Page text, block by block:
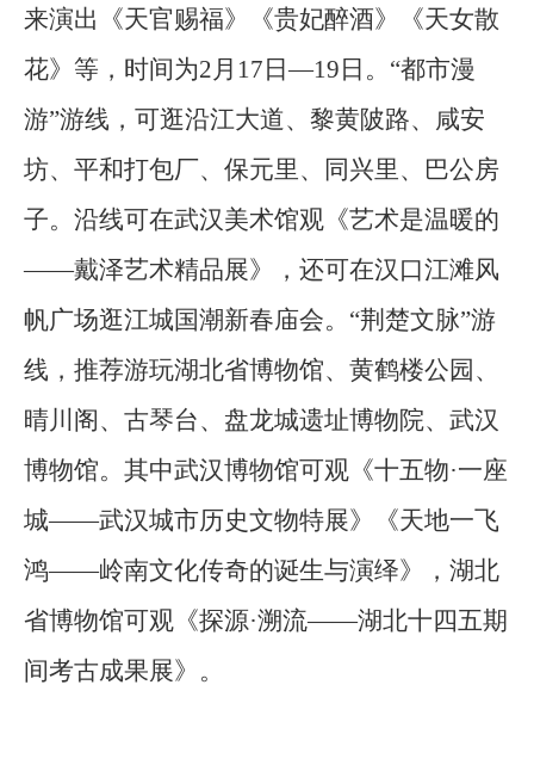
来演出《天官赐福》《贵妃醉酒》《天女散
花》等，时间为2月17日—19日。“都市漫
游”游线，可逛沿江大道、黎黄陂路、咸安
坊、平和打包厂、保元里、同兴里、巴公房
子。沿线可在武汉美术馆观《艺术是温暖的
——戴泽艺术精品展》，还可在汉口江滩风
帆广场逛江城国潮新春庙会。“荆楚文脉”游
线，推荐游玩湖北省博物馆、黄鹤楼公园、
晴川阁、古琴台、盘龙城遗址博物院、武汉
博物馆。其中武汉博物馆可观《十五物·一座
城——武汉城市历史文物特展》《天地一飞
鸿——岭南文化传奇的诞生与演绎》，湖北
省博物馆可观《探源·溯流——湖北十四五期
间考古成果展》。